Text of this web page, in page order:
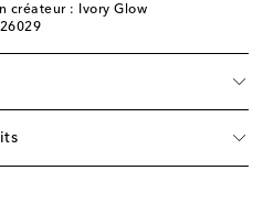
créateur : Ivory Glow